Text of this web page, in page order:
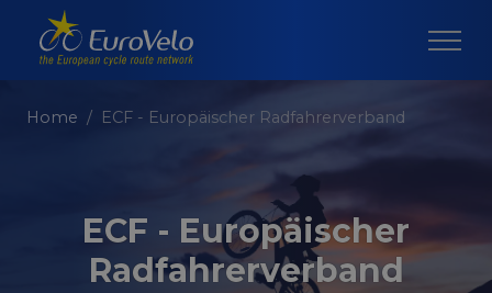
Home ECF - Europäischer Radfahrerverband
ECF - Europäischer
Radfahrerverband